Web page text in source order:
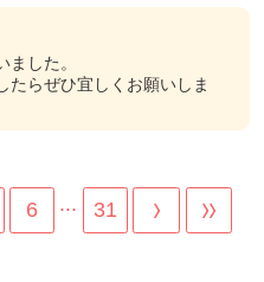
した。
たらぜひ宜しくお願いしま
6 ... 31